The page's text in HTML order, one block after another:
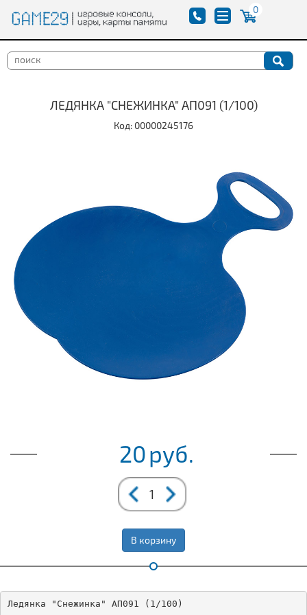
0
ЛЕДЯНКА "СНЕЖИНКА" АП091 (1/100)
Код: 00000245176
20руб.
В корзину
Ледянка "Снежинка" АП091 (1/100)